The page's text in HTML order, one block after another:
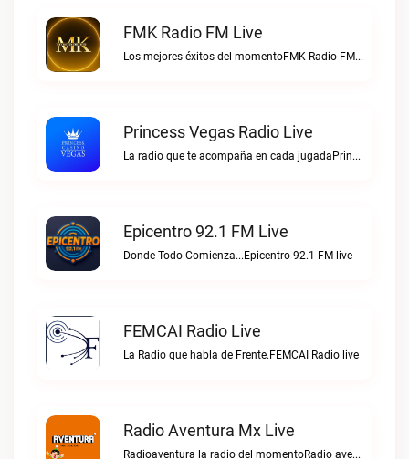
FMK Radio FM Live
Los mejores éxitos del momentoFMK Radio FM live
Princess Vegas Radio Live
La radio que te acompaña en cada jugadaPrincess Vegas Radio live
Epicentro 92.1 FM Live
Donde Todo Comienza...Epicentro 92.1 FM live
FEMCAI Radio Live
La Radio que habla de Frente.FEMCAI Radio live
Radio Aventura Mx Live
Radioaventura la radio del momentoRadio aventura mx live